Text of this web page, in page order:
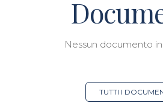
Nessun documento
TUTTI I